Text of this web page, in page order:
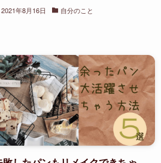
2021年8月16日 自分のこと